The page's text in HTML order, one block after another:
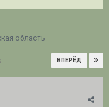
область
ВПЕРЁД